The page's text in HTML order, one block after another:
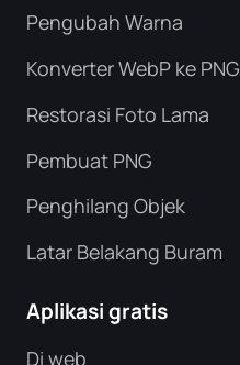
Pengubah Warna
Konverter WebP ke PNG
Restorasi Foto Lama
Pembuat PNG
Penghilang Objek
Latar Belakang Buram
Aplikasi gratis
Di web